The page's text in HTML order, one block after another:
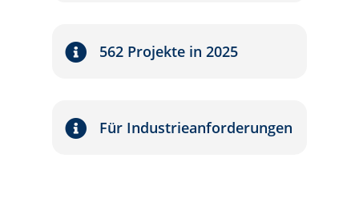
562 Projekte in 2025
Für Industrieanforderungen